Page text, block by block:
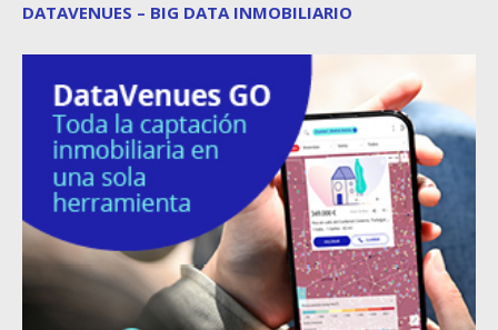
DATAVENUES – BIG DATA INMOBILIARIO